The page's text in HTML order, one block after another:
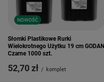
NOWOŚĆ
Słomki Plastikowe Rurki
Wielokrotnego Użytku 19 cm GODAN
Czarne 1000 szt.
52,70 zł / komplet